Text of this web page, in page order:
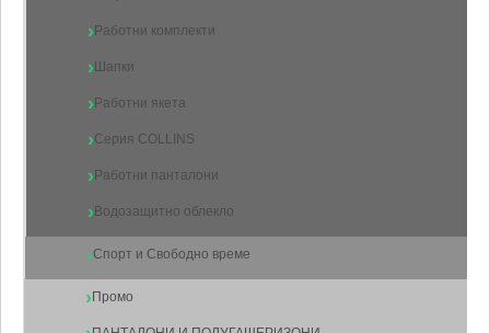
Работни комплекти
Шапки
Работни якета
Серия COLLINS
Работни панталони
Водозащитно облекло
Спорт и Свободно време
Промо